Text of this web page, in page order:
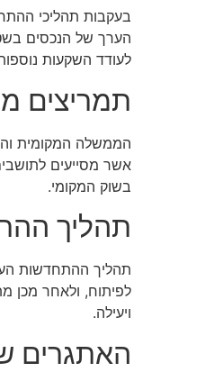
בעקבות תהליכי
הערך של הנכסים
לעודד השקעות
תמריצים
הממשלה המקומית
אשר מסייעים
בשוק המקומי.
תהליך
תהליך ההתחדשות
לפיתוח, ולאחר מכן
ויעילה.
האתגרים